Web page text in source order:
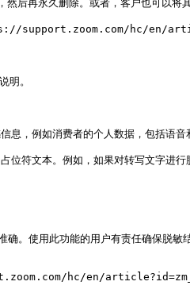
再永久删除。或者，客户也可以将
support.zoom.com/hc/
明。
，例如消费者的个人数据，包括语音
占位符文本。例如，如果对转写
。使用此功能的用户有责任确保脱敏
hc/en/